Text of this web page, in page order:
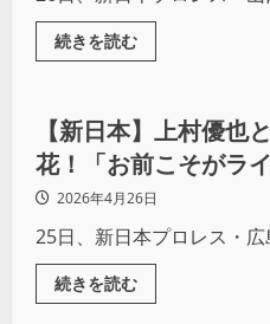
続きを読む
プロレス
【新日本】上村優也
花！「お前こそがラ
争い激化
2026年4月26日
25日、新日本プロレス・広
続きを読む
プロレス